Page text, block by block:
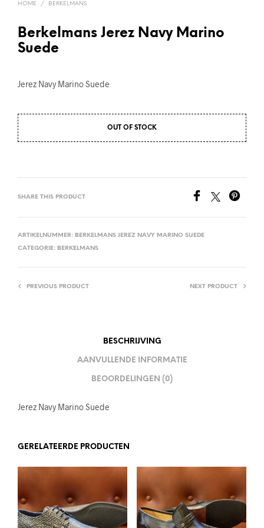
HOME / BERKELMANS
Berkelmans Jerez Navy Marino
Suede
Jerez Navy Marino Suede
OUT OF STOCK
SHARE THIS PRODUCT
ARTIKELNUMMER: BERKELMANS JEREZ NAVY MARINO SUEDE
CATEGORIE: BERKELMANS
PREVIOUS PRODUCT NEXT PRODUCT
BESCHRIJVING
AANVULLENDE INFORMATIE
BEOORDELINGEN (0)
Jerez Navy Marino Suede
GERELATEERDE PRODUCTEN